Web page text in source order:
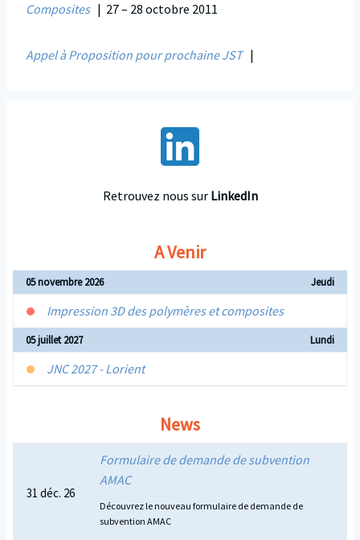
Composites| 27 – 28 octobre 2011
Appel à Proposition pour prochaine JST|
Retrouvez nous sur LinkedIn
A Venir
05 novembre 2026 Jeudi
Impression 3D des polymères et composites
05 juillet 2027 Lundi
JNC 2027 - Lorient
News
31 déc. 26
Formulaire de demande de subvention
AMAC
Découvrez le nouveau formulaire de demande de
subvention AMAC